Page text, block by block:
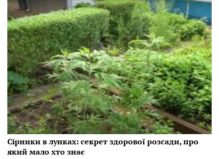
Сірники в лунках: секрет здорової розсади, про
який мало хто знає